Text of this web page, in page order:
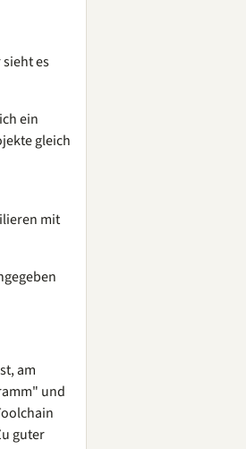
es
ein
gleich
mit
am
und
guter